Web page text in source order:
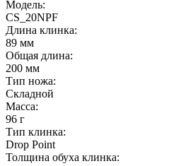
Модель:
CS_20NPF
Длина клинка:
89 мм
Общая длина:
200 мм
Тип ножа:
Складной
Масса:
96 г
Тип клинка:
Drop Point
Толщина обуха клинка: